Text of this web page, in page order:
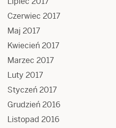
Czerwiec 2017
Maj 2017
Kwiecień 2017
Marzec 2017
Luty 2017
Styczeń 2017
Grudzień 2016
Listopad 2016